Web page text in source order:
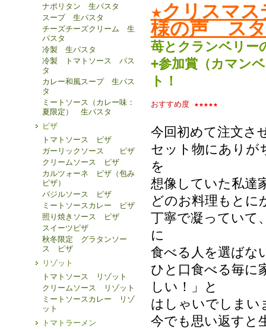
ナポリタン 生パスタ
スープ 生パスタ
チーズチーズクリーム 生
パスタ
冷製 生パスタ
冷製 トマトソース パス
タ
カレー和風スープ 生パス
タ
ミートソース（カレー味：
夏限定） 生パスタ
ピザ
トマトソース ピザ
ガーリックソース ピザ
クリームソース ピザ
カルツォーネ ピザ（包み
ピザ）
バジルソース ピザ
ミートソースカレー ピザ
照り焼きソース ピザ
スイーツピザ
秋冬限定 グラタンソー
ス ピザ
リゾット
トマトソース リゾット
クリームソース リゾット
ミートソースカレー リゾ
ット
トマトラーメン
★クリスマ
様の声 ス
苺とクランベリー
+参加賞（カマン
ト！
おすすめ度 ★★★★★
今回初めて注文さ
セット物にありが
を
想像していた私達
どのお料理もとに
丁寧で凝っていて
に
食べる人を選ばな
ひと口食べる毎に
しい！」と
はしゃいでしまい
今でも思い返すと